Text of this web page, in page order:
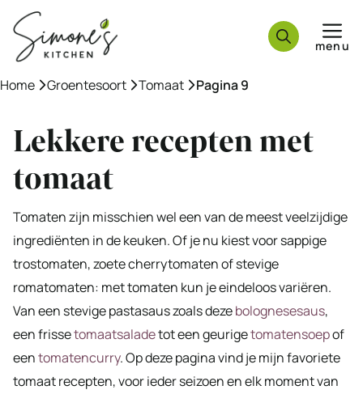
naar
inhoud
menu
Home »Groentesoort »Tomaat »Pagina 9
Lekkere recepten met
tomaat
Tomaten zijn misschien wel een van de meest veelzijdige
ingrediënten in de keuken. Of je nu kiest voor sappige
trostomaten, zoete cherrytomaten of stevige
romatomaten: met tomaten kun je eindeloos variëren.
Van een stevige pastasaus zoals dezebolognesesaus,
een frissetomaatsaladetot een geurigetomatensoepof
eentomatencurry. Op deze pagina vind je mijn favoriete
tomaat recepten, voor ieder seizoen en elk moment van